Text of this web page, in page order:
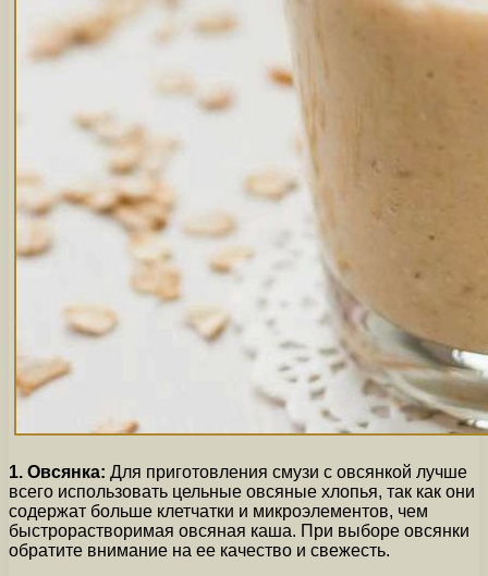
1. Овсянка: Для приготовления смузи с овсянкой лучше
всего использовать цельные овсяные хлопья, так как они
содержат больше клетчатки и микроэлементов, чем
быстрорастворимая овсяная каша. При выборе овсянки
обратите внимание на ее качество и свежесть.